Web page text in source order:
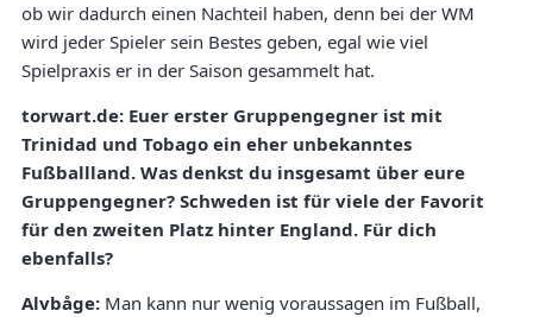
ob wir dadurch einen Nachteil haben, denn bei der WM
wird jeder Spieler sein Bestes geben, egal wie viel
Spielpraxis er in der Saison gesammelt hat.
torwart.de: Euer erster Gruppengegner ist mit
Trinidad und Tobago ein eher unbekanntes
Fußballland. Was denkst du insgesamt über eure
Gruppengegner? Schweden ist für viele der Favorit
für den zweiten Platz hinter England. Für dich
ebenfalls?
Alvbåge: Man kann nur wenig voraussagen im Fußball,